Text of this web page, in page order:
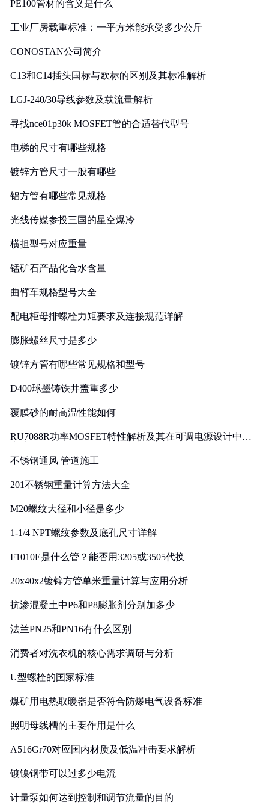
PE100管材的含义是什么
工业厂房载重标准：一平方米能承受多少公斤
CONOSTAN公司简介
C13和C14插头国标与欧标的区别及其标准解析
LGJ-240/30导线参数及载流量解析
寻找nce01p30k MOSFET管的合适替代型号
电梯的尺寸有哪些规格
镀锌方管尺寸一般有哪些
铝方管有哪些常见规格
光线传媒参投三国的星空爆冷
横担型号对应重量
锰矿石产品化合水含量
曲臂车规格型号大全
配电柜母排螺栓力矩要求及连接规范详解
膨胀螺丝尺寸是多少
镀锌方管有哪些常见规格和型号
D400球墨铸铁井盖重多少
覆膜砂的耐高温性能如何
RU7088R功率MOSFET特性解析及其在可调电源设计中的
不锈钢通风 管道施工
201不锈钢重量计算方法大全
M20螺纹大径和小径是多少
1-1/4 NPT螺纹参数及底孔尺寸详解
F1010E是什么管？能否用3205或3505代换
20x40x2镀锌方管单米重量计算与应用分析
抗渗混凝土中P6和P8膨胀剂分别加多少
法兰PN25和PN16有什么区别
消费者对洗衣机的核心需求调研与分析
U型螺栓的国家标准
煤矿用电热取暖器是否符合防爆电气设备标准
照明母线槽的主要作用是什么
A516Gr70对应国内材质及低温冲击要求解析
镀镍钢带可以过多少电流
计量泵如何达到控制和调节流量的目的